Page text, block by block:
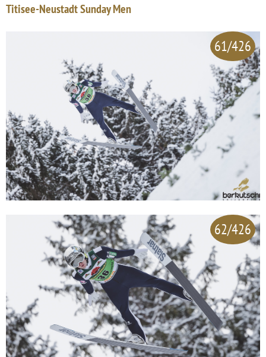
Titisee-Neustadt Sunday Men
61/426
62/426